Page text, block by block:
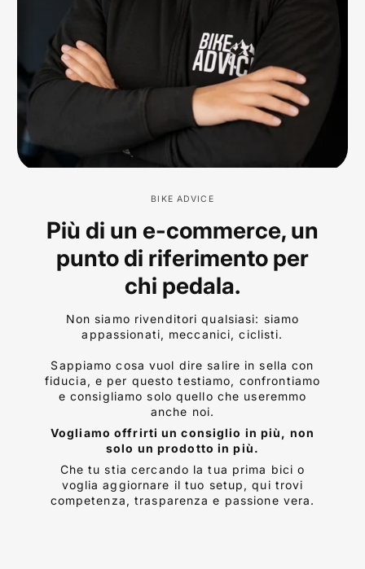
BIKE ADVICE
Più di un e-commerce, un
punto di riferimento per
chi pedala.
Non siamo rivenditori qualsiasi: siamo
appassionati, meccanici, ciclisti.
Sappiamo cosa vuol dire salire in sella con
fiducia, e per questo testiamo, confrontiamo
e consigliamo solo quello che useremmo
anche noi.
Vogliamo offrirti un consiglio in più, non
solo un prodotto in più.
Che tu stia cercando la tua prima bici o
voglia aggiornare il tuo setup, qui trovi
competenza, trasparenza e passione vera.